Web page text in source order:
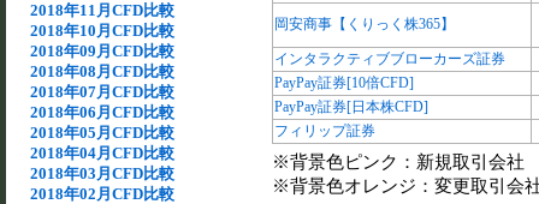
2018年11月CFD比較
2018年10月CFD比較
2018年09月CFD比較
2018年08月CFD比較
2018年07月CFD比較
2018年06月CFD比較
2018年05月CFD比較
2018年04月CFD比較
2018年03月CFD比較
2018年02月CFD比較
岡安商事【くりっく株365】
インタラクティブブローカーズ証券
PayPay証券[10倍CFD]
PayPay証券[日本株CFD]
フィリップ証券
※背景色ピンク：新規取引会社
※背景色オレンジ：変更取引会